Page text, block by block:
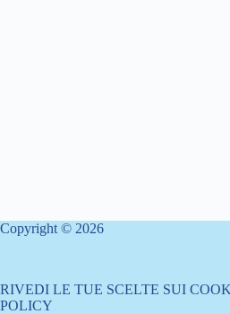
Copyright © 2026
RIVEDI LE TUE SCELTE SUI
POLICY